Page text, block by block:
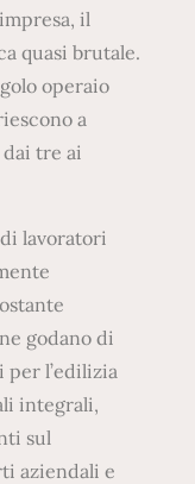
il
quasi brutale.
operaio
a
tre ai
lavoratori
godano di
l’edilizia
integrali,
sul
aziendali e